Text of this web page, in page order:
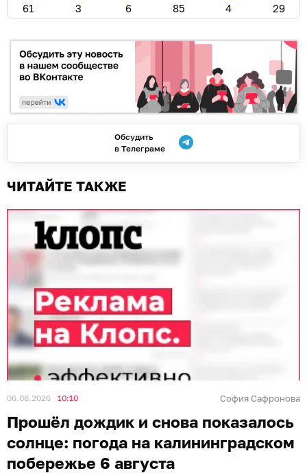
61 3 6 85 4 29
Обсудить
в Телеграме
ЧИТАЙТЕ ТАКЖЕ
06.08.2026 10:10 София Сафронова
Прошёл дождик и снова показалось
солнце: погода на калининградском
побережье 6 августа